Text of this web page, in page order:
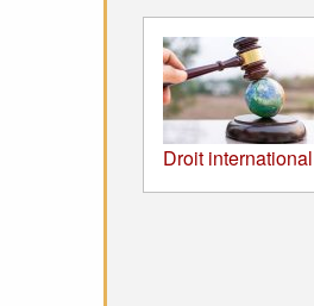
Droit international